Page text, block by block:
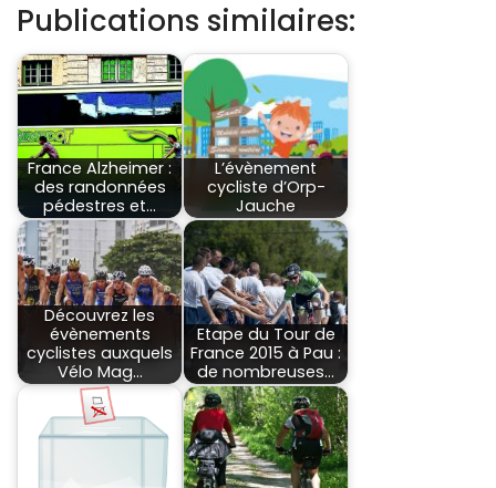
Publications similaires:
France Alzheimer :
des randonnées
pédestres et…
L’évènement
cycliste d’Orp-
Jauche
Découvrez les
évènements
cyclistes auxquels
Vélo Mag…
Etape du Tour de
France 2015 à Pau :
de nombreuses…